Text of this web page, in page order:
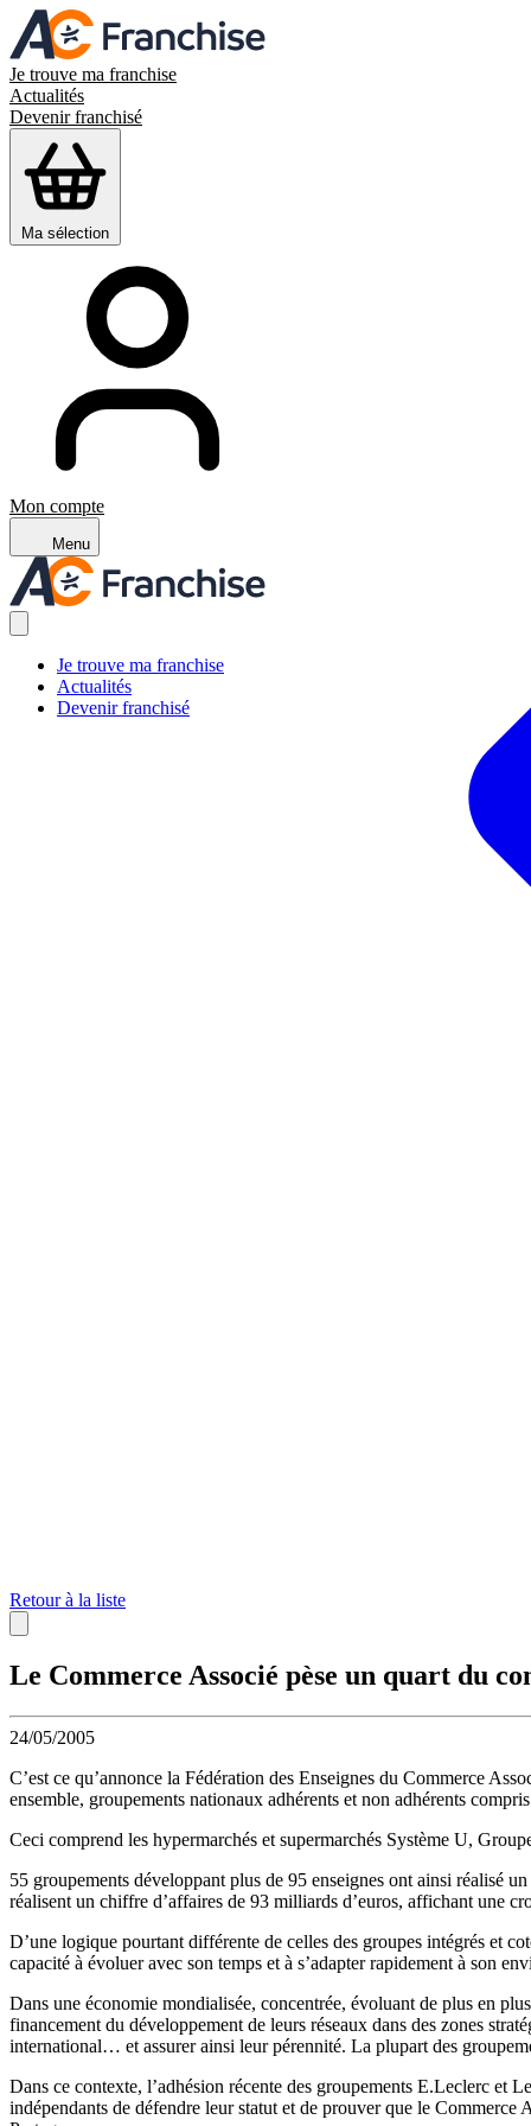
Je trouve ma franchise
Actualités
Devenir franchisé
Ma sélection
Mon compte
Menu
Je trouve ma franchise
Actualités
Devenir franchisé
Retour à la liste
Le Commerce Associé pèse un quart du
24/05/2005
C’est ce qu’annonce la Fédération des Enseignes du Commerce
ensemble, groupements nationaux adhérents et non adhérents
Ceci comprend les hypermarchés et supermarchés Système U,
55 groupements développant plus de 95 enseignes ont ainsi réalisé
réalisent un chiffre d’affaires de 93 milliards d’euros, affichant une
D’une logique pourtant différente de celles des groupes intégrés et
capacité à évoluer avec son temps et à s’adapter rapidement à son
Dans une économie mondialisée, concentrée, évoluant de plus en
financement du développement de leurs réseaux dans des zones
international… et assurer ainsi leur pérennité. La plupart des
Dans ce contexte, l’adhésion récente des groupements E.Leclerc et
indépendants de défendre leur statut et de prouver que le Commerce